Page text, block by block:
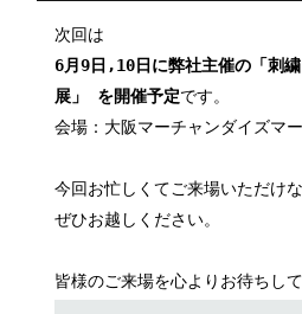
次回は
6月9日,10日に弊社主催の「刺
展」 を開催予定です。
会場：大阪マーチャンダイズマ
今回お忙しくてご来場いただけな
ぜひお越しください。
皆様のご来場を心よりお待ちして